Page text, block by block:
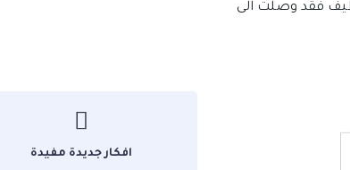
توفر لكم فريق خدمة عملاء يرد على استفساراتكم
العربية المتحدة. و افضل خدمات تنظيف كل
فقد وصلت الى
افكار جديدة مفيدة